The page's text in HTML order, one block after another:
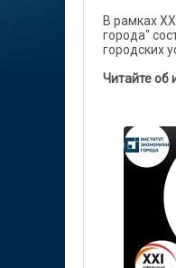
В рамках
города"
городских
Читайте об